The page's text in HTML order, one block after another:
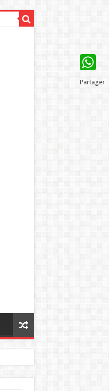
WhatsApp
Partager